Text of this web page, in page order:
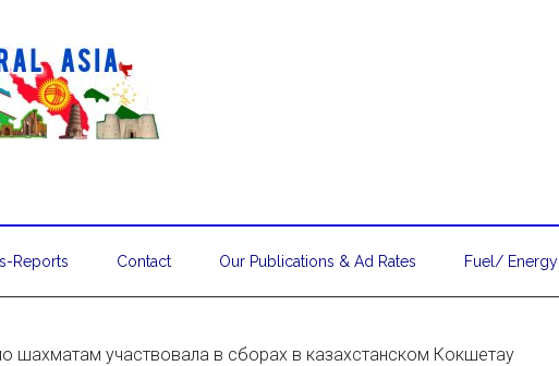
Reports Contact Our Publications & Ad Rates Fuel/ Energy
шахматам участвовала в сборах в казахстанском Кокшетау